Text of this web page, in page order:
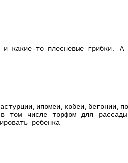
какие-то плесневые грибки. А
том числе торфом для
ребенка